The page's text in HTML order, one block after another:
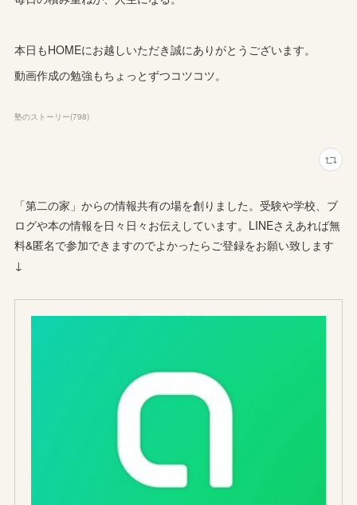
本日もHOMEにお越しいただき誠にありがとうございます。
動画作成の勉強もちょっとずつコツコツ。
塾のストーリー(798)
「第二の家」からの情報共有の場を創りました。受験や学校、ブ
ログや本の情報を日々日々お伝えしています。LINEさえあれば無
料&匿名で参加できますのでよかったらご登録をお願い致します
↓